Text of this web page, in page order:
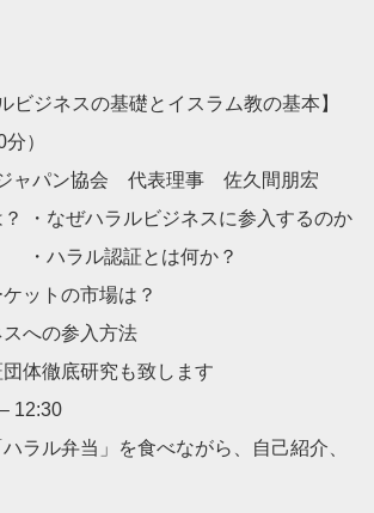
ビジネスの基礎とイスラム教の基本】
）
ャパン協会 代表理事 佐久間朋宏
・なぜハラルビジネスに参入するのか
・ハラル認証とは何か？
ットの市場は？
への参入方法
徹底研究も致します
12:30
ラル弁当」を食べながら、自己紹介、